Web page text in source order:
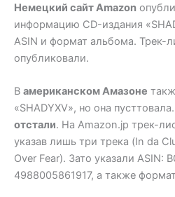
Немецкий сайт Amazon
информацию CD-издания
ASIN и формат альбома. Трек-
опубликовали.
В американском Амазоне
«SHADYXV», но она пусттовала.
отстали. На Amazon.jp трек-
указав лишь три трека (In da
Over Fear). Зато указали ASIN:
4988005861917, а также